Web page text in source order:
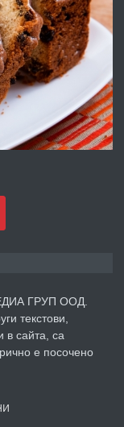
преди 4 дни
под наем в кв.
преди 5 дни
Хасково кв.
ГРУП ООД.
текстови,
в сайта, са
е посочено